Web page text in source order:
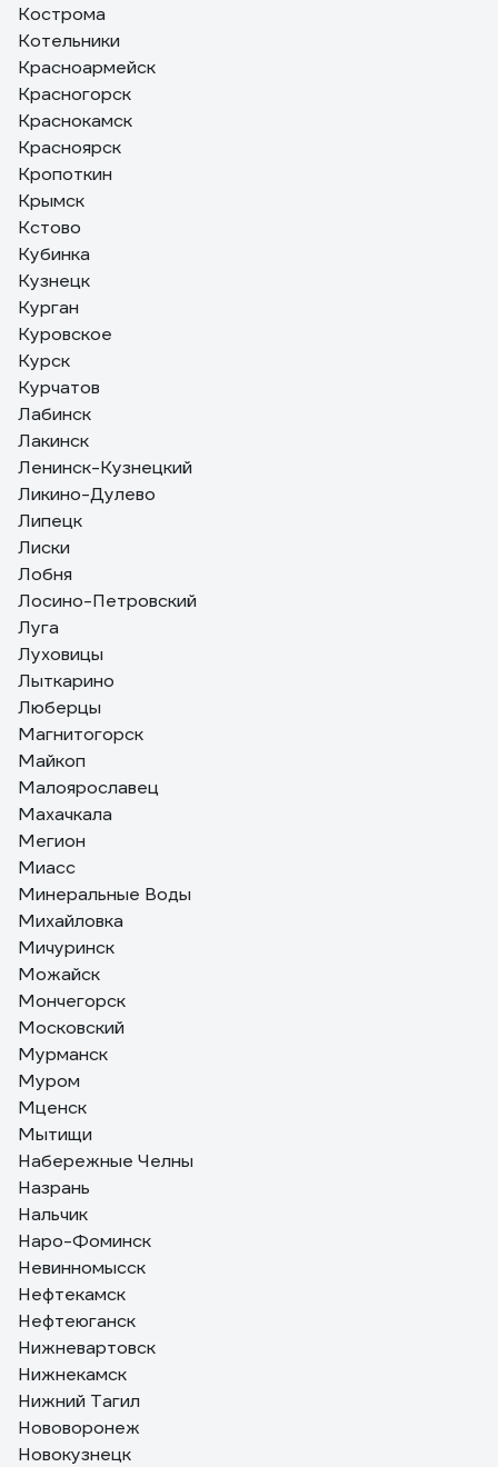
Кострома
Котельники
Красноармейск
Красногорск
Краснокамск
Красноярск
Кропоткин
Крымск
Кстово
Кубинка
Кузнецк
Курган
Куровское
Курск
Курчатов
Лабинск
Лакинск
Ленинск-Кузнецкий
Ликино-Дулево
Липецк
Лиски
Лобня
Лосино-Петровский
Луга
Луховицы
Лыткарино
Люберцы
Магнитогорск
Майкоп
Малоярославец
Махачкала
Мегион
Миасс
Минеральные Воды
Михайловка
Мичуринск
Можайск
Мончегорск
Московский
Мурманск
Муром
Мценск
Мытищи
Набережные Челны
Назрань
Нальчик
Наро-Фоминск
Невинномысск
Нефтекамск
Нефтеюганск
Нижневартовск
Нижнекамск
Нижний Тагил
Нововоронеж
Новокузнецк